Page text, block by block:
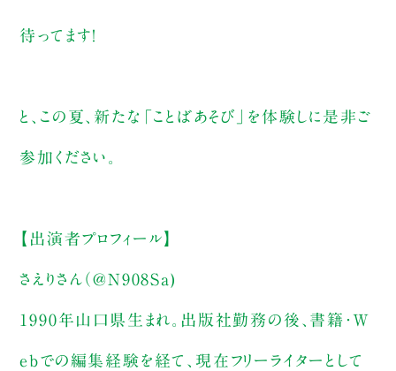
待ってます！
と、この夏、新たな「ことばあそび」を体験しに是非ご
参加ください。
【出演者プロフィール】
さえりさん（@N908Sa)
1990年山口県生まれ。出版社勤務の後、書籍・W
ebでの編集経験を経て、現在フリーライターとして